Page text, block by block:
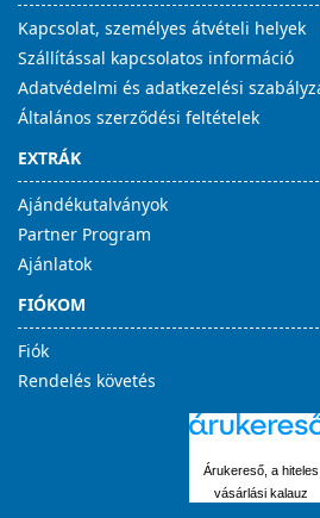
Kapcsolat, személyes átvételi helyek
Szállítással kapcsolatos információ
Adatvédelmi és adatkezelési
Általános szerződési feltételek
EXTRÁK
Ajándékutalványok
Partner Program
Ajánlatok
FIÓKOM
Fiók
Rendelés követés
Árukereső, a hiteles
vásárlási kalauz